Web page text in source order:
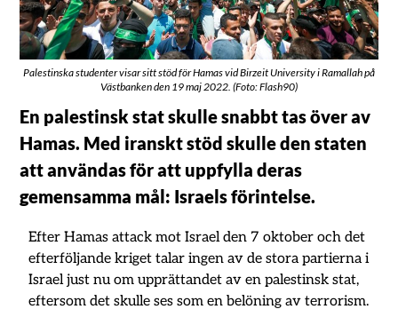
Palestinska studenter visar sitt stöd för Hamas vid Birzeit University i Ramallah på
Västbanken den 19 maj 2022. (Foto: Flash90)
En palestinsk stat skulle snabbt tas över av
Hamas. Med iranskt stöd skulle den staten
att användas för att uppfylla deras
gemensamma mål: Israels förintelse.
Efter Hamas attack mot Israel den 7 oktober och det
efterföljande kriget talar ingen av de stora partierna i
Israel just nu om upprättandet av en palestinsk stat,
eftersom det skulle ses som en belöning av terrorism.